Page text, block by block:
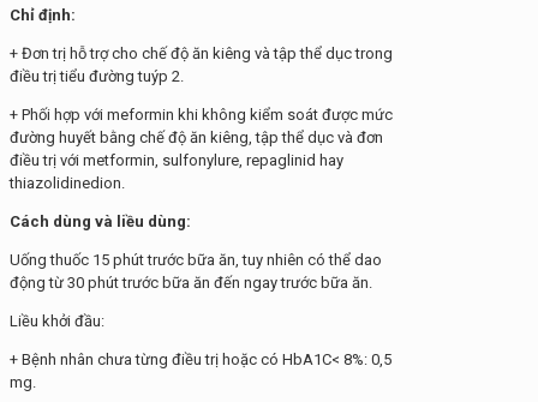
Chỉ định:
+ Đơn trị hỗ trợ cho chế độ ăn kiêng và tập thể dục trong
điều trị tiểu đường tuýp 2.
+ Phối hợp với meformin khi không kiểm soát được mức
đường huyết bằng chế độ ăn kiêng, tập thể dục và đơn
điều trị với metformin, sulfonylure, repaglinid hay
thiazolidinedion.
Cách dùng và liều dùng:
Uống thuốc 15 phút trước bữa ăn, tuy nhiên có thể dao
động từ 30 phút trước bữa ăn đến ngay trước bữa ăn.
Liều khởi đầu:
+ Bệnh nhân chưa từng điều trị hoặc có HbA1C< 8%: 0,5
mg.